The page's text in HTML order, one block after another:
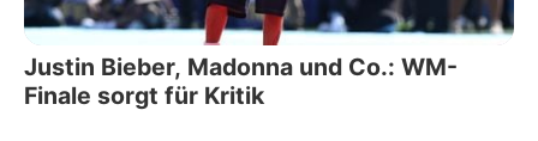
Justin Bieber, Madonna und Co.: WM-
Finale sorgt für Kritik